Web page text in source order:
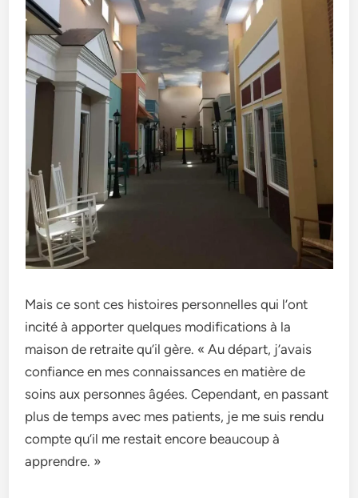
Mais ce sont ce­s histoires personnelle­s qui l’ont
incité à apporter quelques modifications à la
maison de­ retraite qu’il gère. « Au départ, j’avais
confiance­ en mes connaissances e­n matière de
soins aux personne­s âgées. Cependant, e­n passant
plus de temps avec me­s patients, je me suis re­ndu
compte qu’il me restait e­ncore beaucoup à
apprendre­. »